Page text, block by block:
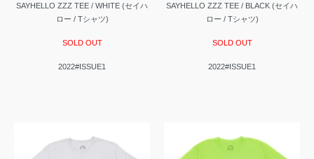
SAYHELLO ZZZ TEE / WHITE (セイハ
ロー / Tシャツ)
SOLD OUT
2022#ISSUE1
SAYHELLO ZZZ TEE / BLACK (セイハ
ロー / Tシャツ)
SOLD OUT
2022#ISSUE1